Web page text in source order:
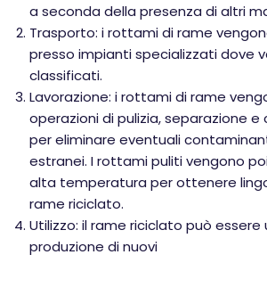
a seconda della presenza di altri
Trasporto: i rottami di rame
presso impianti specializzati dove
classificati.
Lavorazione: i rottami di rame
operazioni di pulizia, separazione
per eliminare eventuali
estranei. I rottami puliti vengono
alta temperatura per ottenere
rame riciclato.
Utilizzo: il rame riciclato può
produzione di nuovi